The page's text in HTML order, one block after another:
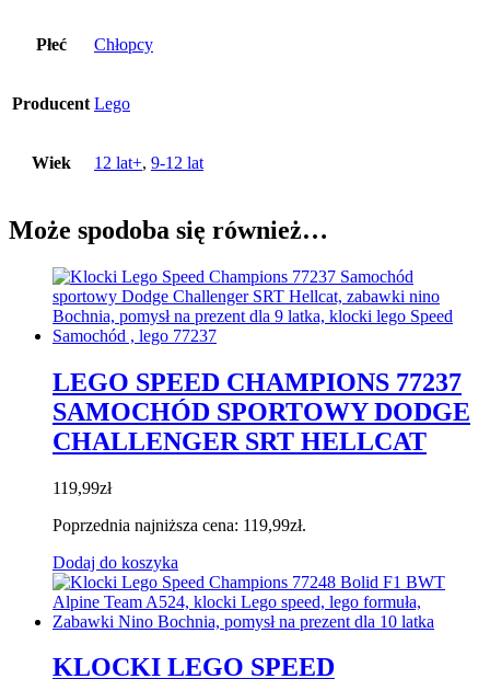
Płeć Chłopcy
Producent Lego
Wiek 12 lat+, 9-12 lat
Może spodoba się również…
LEGO SPEED CHAMPIONS 77237
SAMOCHÓD SPORTOWY DODGE
CHALLENGER SRT HELLCAT
119,99zł
Poprzednia najniższa cena: 119,99zł.
Dodaj do koszyka
KLOCKI LEGO SPEED